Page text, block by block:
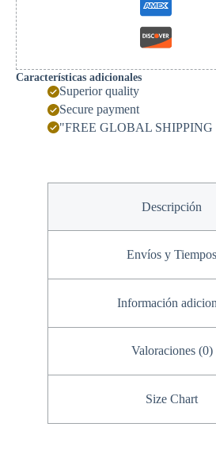
Características adicionales
Superior quality
Secure payment
"FREE GLOBAL
Descripción
Envíos y Tiempos
Información
Valoraciones (0)
Size Chart